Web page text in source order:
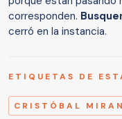
corresponden.
cerró en la instancia.
ETIQUETAS DE
CRISTÓBAL